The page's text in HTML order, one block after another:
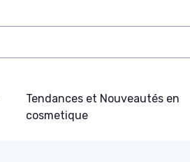
Tendances et Nouveautés en
cosmetique